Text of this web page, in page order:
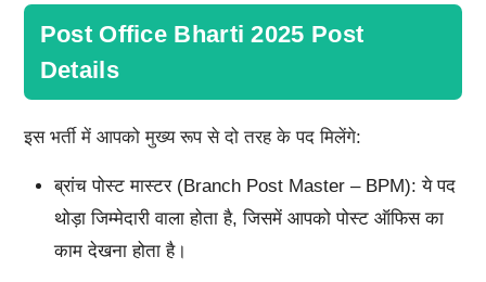
Post Office Bharti 2025 Post
Details
इस भर्ती में आपको मुख्य रूप से दो तरह के पद मिलेंगे:
ब्रांच पोस्ट मास्टर (Branch Post Master – BPM): ये पद
थोड़ा जिम्मेदारी वाला होता है, जिसमें आपको पोस्ट ऑफिस का
काम देखना होता है।